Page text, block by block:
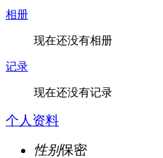
相册
现在还没有相册
记录
现在还没有记录
个人资料
性别保密